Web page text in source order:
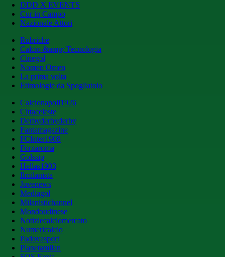
DDD X EVENTS
Cur in Campo
Nazionale Attori
Rubriche
Calcio &amp; Tecnologia
Cinegol
Nomen Omen
La prima volta
Etimologie da Spogliatoio
Calcionapoli1926
Cittaceleste
Derbyderbyderby
Fantamagazine
FCInter1908
Forzaroma
Golssip
Hellas1903
Ilmilanista
Juvenews
Mediagol
Milanistichannel
Mondoudinese
Notiziecalciomercato
Numericalcio
Padovasport
Pianetamilan